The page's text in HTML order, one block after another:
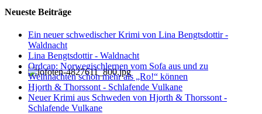
Neueste Beiträge
Ein neuer schwedischer Krimi von Lina Bengtsdottir -
Waldnacht
Lina Bengtsdottir - Waldnacht
Ordcap: Norwegischlernen vom Sofa aus und zu
Weihnachten schon mehr als „Ro!“ können
Hjorth & Thorssont - Schlafende Vulkane
Neuer Krimi aus Schweden von Hjorth & Thorssont -
Schlafende Vulkane